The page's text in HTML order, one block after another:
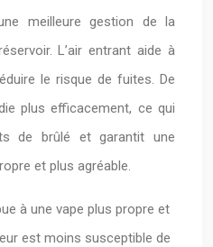
meilleure gestion de la
L’air entrant aide à
le risque de fuites. De
plus efficacement, ce qui
de brûlé et garantit une
et plus agréable.
à une vape plus propre et
est moins susceptible de